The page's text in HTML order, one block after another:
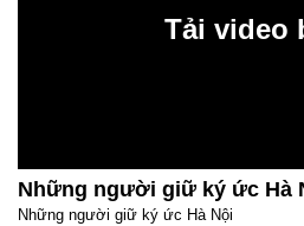
Những người giữ ký ức Hà
Những người giữ ký ức Hà Nội